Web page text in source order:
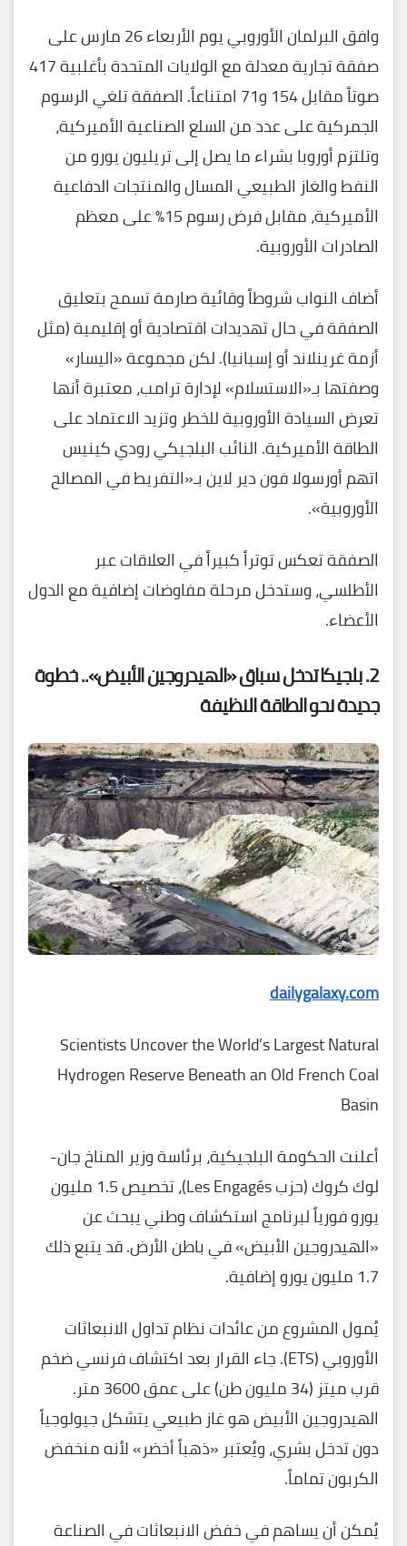
وافق البرلمان الأوروبي يوم الأربعاء 26 مارس على
صفقة تجارية معدلة مع الولايات المتحدة بأغلبية 417
صوتاً مقابل 154 و71 امتناعاً. الصفقة تلغي الرسوم
الجمركية على عدد من السلع الصناعية الأميركية،
وتلتزم أوروبا بشراء ما يصل إلى تريليون يورو من
النفط والغاز الطبيعي المسال والمنتجات الدفاعية
الأميركية، مقابل فرض رسوم 15% على معظم
الصادرات الأوروبية.
أضاف النواب شروطاً وقائية صارمة تسمح بتعليق
الصفقة في حال تهديدات اقتصادية أو إقليمية (مثل
أزمة غرينلاند أو إسبانيا). لكن مجموعة «اليسار»
وصفتها بـ«الاستسلام» لإدارة ترامب، معتبرة أنها
تعرض السيادة الأوروبية للخطر وتزيد الاعتماد على
الطاقة الأميركية. النائب البلجيكي رودي كينيس
اتهم أورسولا فون دير لاين بـ«التفريط في المصالح
الأوروبية».
الصفقة تعكس توتراً كبيراً في العلاقات عبر
الأطلسي، وستدخل مرحلة مفاوضات إضافية مع الدول
الأعضاء.
2. بلجيكا تدخل سباق «الهيدروجين الأبيض».. خطوة
جديدة نحو الطاقة النظيفة
dailygalaxy.com
Scientists Uncover the World’s Largest Natural
Hydrogen Reserve Beneath an Old French Coal
Basin
أعلنت الحكومة البلجيكية، برئاسة وزير المناخ جان-
لوك كروك (حزب Les Engagés)، تخصيص 1.5 مليون
يورو فورياً لبرنامج استكشاف وطني يبحث عن
«الهيدروجين الأبيض» في باطن الأرض. قد يتبع ذلك
1.7 مليون يورو إضافية.
يُمول المشروع من عائدات نظام تداول الانبعاثات
الأوروبي (ETS). جاء القرار بعد اكتشاف فرنسي ضخم
قرب ميتز (34 مليون طن) على عمق 3600 متر.
الهيدروجين الأبيض هو غاز طبيعي يتشكل جيولوجياً
دون تدخل بشري، ويُعتبر «ذهباً أخضر» لأنه منخفض
الكربون تماماً.
يُمكن أن يساهم في خفض الانبعاثات في الصناعة